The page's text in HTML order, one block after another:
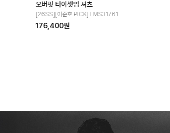
멀티 스트라이프 하프 칼라 티셔츠
[26SS] LMM41734
117,600원